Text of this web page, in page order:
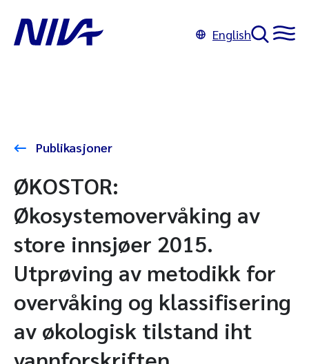
English
Publikasjoner
ØKOSTOR:
Økosystemovervåking av
store innsjøer 2015.
Utprøving av metodikk for
overvåking og klassifisering
av økologisk tilstand iht